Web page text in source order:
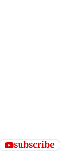
subscribe